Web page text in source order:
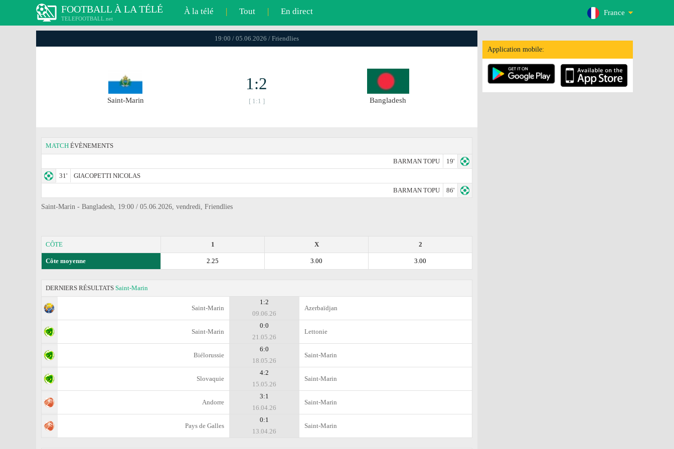
FOOTBALL À LA TÉLÉ
TELEFOOTBALL.net
À la télé | Tout | En direct France
Application mobile:
19:00 / 05.06.2026 / Friendlies
Saint-Marin
1:2
[ 1:1 ] Bangladesh
MATCH ÉVÈNEMENTS
BARMAN TOPU
19'
31'
GIACOPETTI NICOLAS
BARMAN TOPU
86'
Saint-Marin - Bangladesh, 19:00 / 05.06.2026, vendredi, Friendlies
CÔTE 2
X
1
Côte moyenne 3.00
3.00
2.25
DERNIERS RÉSULTATS Saint-Marin
Saint-Marin
1:2
09.06.26
Azerbaïdjan
Saint-Marin
0:0
21.05.26
Lettonie
Biélorussie
6:0
18.05.26
Saint-Marin
Slovaquie
4:2
15.05.26
Saint-Marin
Andorre
3:1
16.04.26
Saint-Marin
Pays de Galles
0:1
13.04.26
Saint-Marin